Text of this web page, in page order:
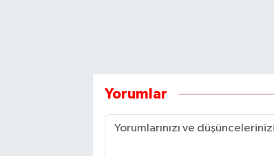
Yorumlar